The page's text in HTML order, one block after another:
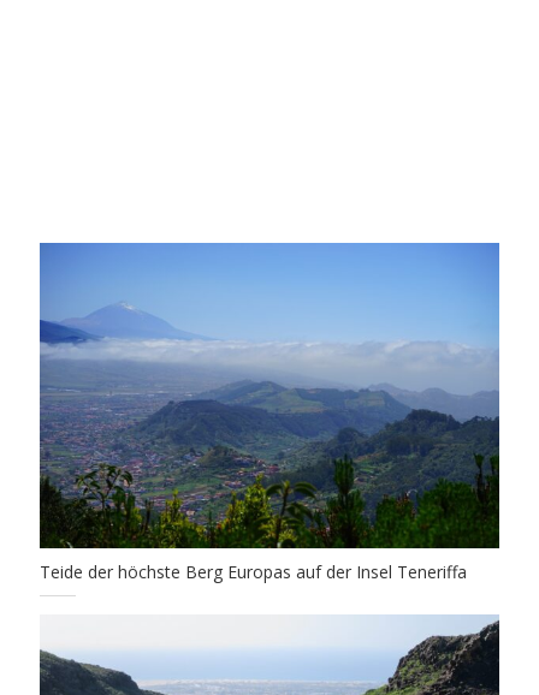
Teide der höchste Berg Europas auf der Insel Teneriffa